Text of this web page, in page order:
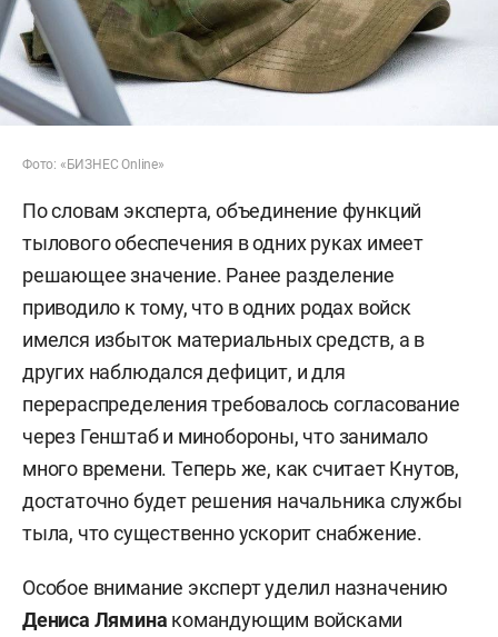
Фото: «БИЗНЕС Online»
По словам эксперта, объединение функций
тылового обеспечения в одних руках имеет
решающее значение. Ранее разделение
приводило к тому, что в одних родах войск
имелся избыток материальных средств, а в
других наблюдался дефицит, и для
перераспределения требовалось согласование
через Генштаб и минобороны, что занимало
много времени. Теперь же, как считает Кнутов,
достаточно будет решения начальника службы
тыла, что существенно ускорит снабжение.
Особое внимание эксперт уделил назначению
Дениса Лямина командующим войсками